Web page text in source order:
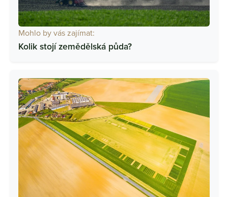
Mohlo by vás zajímat:
Kolik stojí zemědělská půda?